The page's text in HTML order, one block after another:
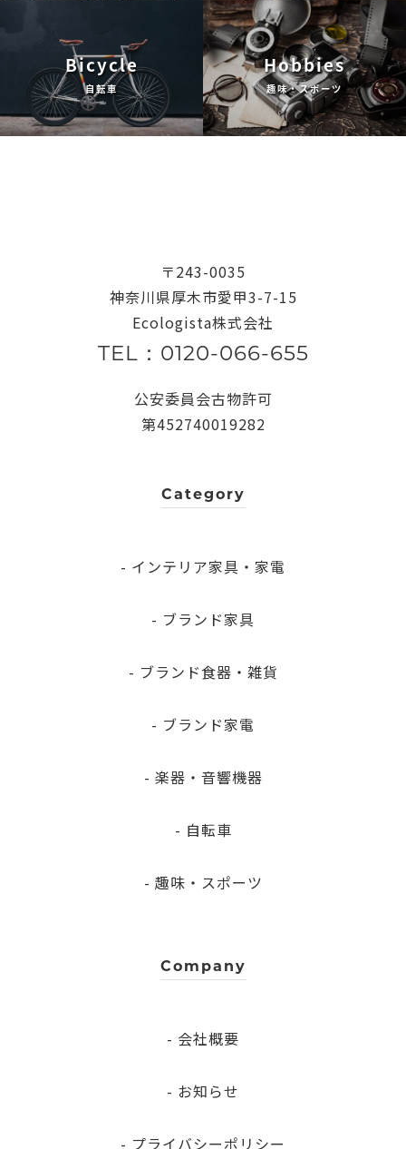
Bicycle
自転車
Hobbies
趣味・スポーツ
〒243-0035
神奈川県厚木市愛甲3-7-15
Ecologista株式会社
TEL：0120-066-655
公安委員会古物許可
第452740019282
Category
- インテリア家具・家電
- ブランド家具
- ブランド食器・雑貨
- ブランド家電
- 楽器・音響機器
- 自転車
- 趣味・スポーツ
Company
- 会社概要
- お知らせ
- プライバシーポリシー